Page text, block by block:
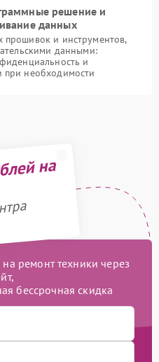
решение и
данных
и инструментов,
данными:
и
при необходимости
на
ремонт техники через
бессрочная скидка